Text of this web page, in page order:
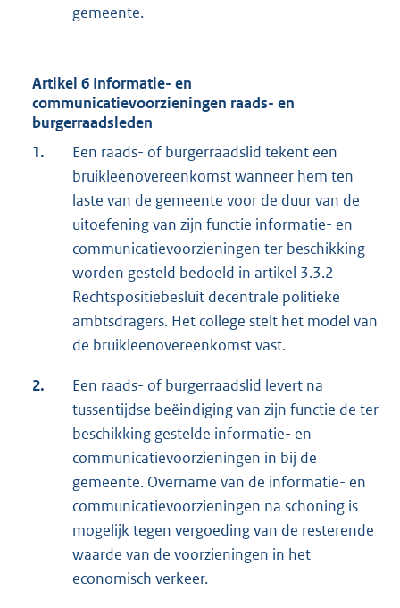
gemeente.
Artikel 6 Informatie- en
communicatievoorzieningen raads- en
burgerraadsleden
1.
Een raads- of burgerraadslid tekent een
bruikleenovereenkomst wanneer hem ten
laste van de gemeente voor de duur van de
uitoefening van zijn functie informatie- en
communicatievoorzieningen ter beschikking
worden gesteld bedoeld in artikel 3.3.2
Rechtspositiebesluit decentrale politieke
ambtsdragers. Het college stelt het model van
de bruikleenovereenkomst vast.
2.
Een raads- of burgerraadslid levert na
tussentijdse beëindiging van zijn functie de ter
beschikking gestelde informatie- en
communicatievoorzieningen in bij de
gemeente. Overname van de informatie- en
communicatievoorzieningen na schoning is
mogelijk tegen vergoeding van de resterende
waarde van de voorzieningen in het
economisch verkeer.